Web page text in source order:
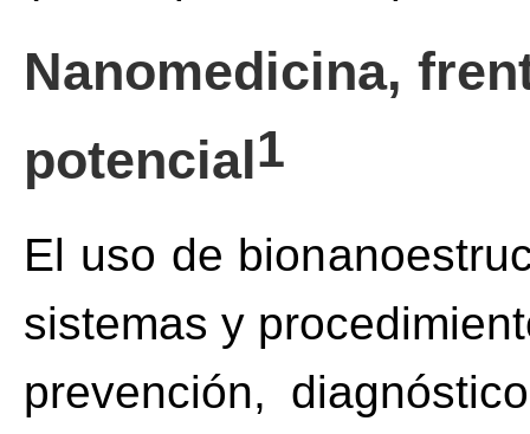
Nanomedicina,
potencial 1
El uso de
sistemas y
prevención,